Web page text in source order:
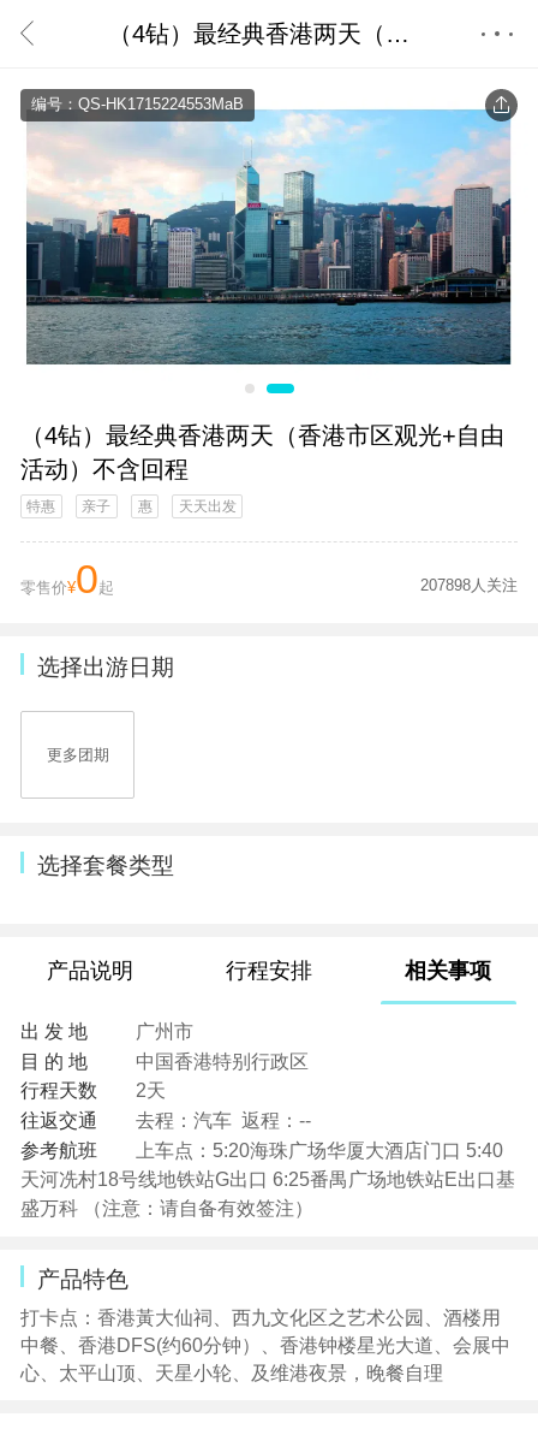
（4钻）最经典香港两天（香港市区观光+自由活动）不含回程
编号：QS-HK1715224553MaB
（4钻）最经典香港两天（香港市区观光+自由
活动）不含回程
特惠 亲子 惠 天天出发
零售价¥0起 207898人关注
选择出游日期
更多团期
选择套餐类型
产品说明 行程安排 相关事项
出 发 地
广州市
目 的 地
中国香港特别行政区
行程天数
2天
往返交通
去程：汽车 返程：--
参考航班
上车点：5:20海珠广场华厦大酒店门口 5:40
天河冼村18号线地铁站G出口 6:25番禺广场地铁站E出口基
盛万科 （注意：请自备有效签注）
产品特色
打卡点：香港黃大仙祠、西九文化区之艺术公园、酒楼用
中餐、香港DFS(约60分钟）、香港钟楼星光大道、会展中
心、太平山顶、天星小轮、及维港夜景，晚餐自理